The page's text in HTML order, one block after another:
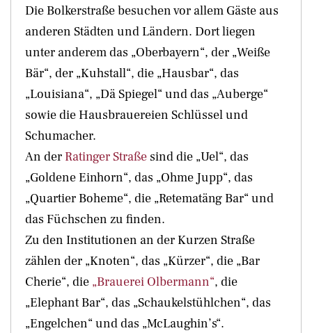
Die Bolkerstraße besuchen vor allem Gäste aus
anderen Städten und Ländern. Dort liegen
unter anderem das „Oberbayern“, der „Weiße
Bär“, der „Kuhstall“, die „Hausbar“, das
„Louisiana“, „Dä Spiegel“ und das „Auberge“
sowie die Hausbrauereien Schlüssel und
Schumacher.
An der Ratinger Straße sind die „Uel“, das
„Goldene Einhorn“, das „Ohme Jupp“, das
„Quartier Boheme“, die „Retematäng Bar“ und
das Füchschen zu finden.
Zu den Institutionen an der Kurzen Straße
zählen der „Knoten“, das „Kürzer“, die „Bar
Cherie“, die „Brauerei Olbermann“, die
„Elephant Bar“, das „Schaukelstühlchen“, das
„Engelchen“ und das „McLaughin’s“.